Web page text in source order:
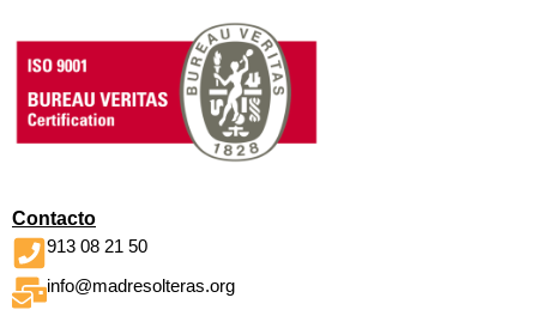
Contacto
913 08 21 50
info@madresolteras.org